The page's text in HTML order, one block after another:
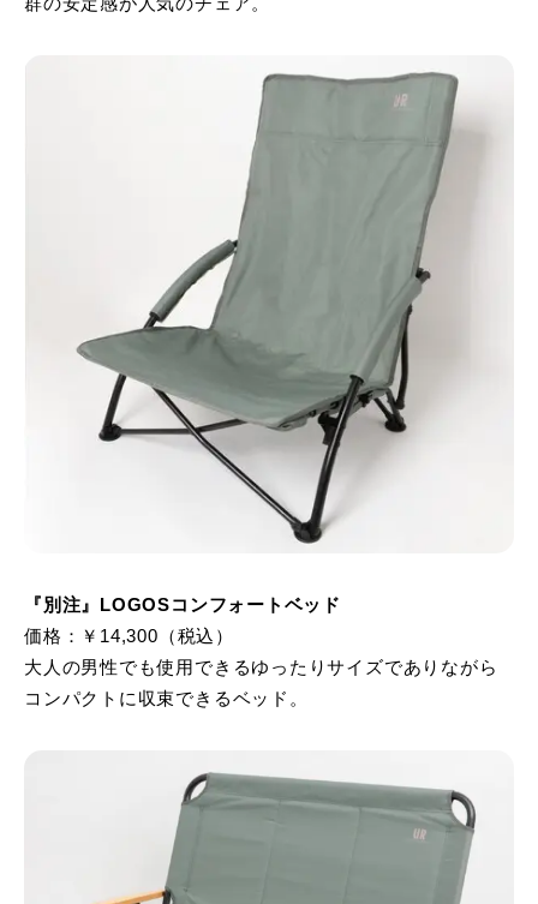
『別注』LOGOSコンフォートベッド
価格：￥14,300（税込）
大人の男性でも使用できるゆったりサイズでありながら
コンパクトに収束できるベッド。